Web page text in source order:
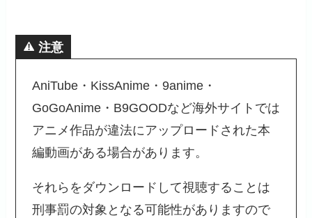
注意
AniTube・KissAnime・9anime・
GoGoAnime・B9GOODなど海外サイトでは
アニメ作品が違法にアップロードされた本
編動画がある場合があります。
それらをダウンロードして視聴することは
刑事罰の対象となる可能性がありますので